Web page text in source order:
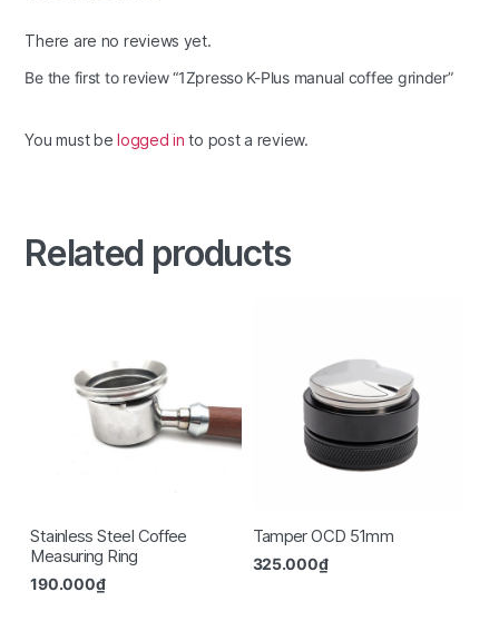
There are no reviews yet.
Be the first to review “1Zpresso K-Plus manual coffee grinder”
You must belogged in to post a review.
Related products
Stainless Steel Coffee
Measuring Ring
190.000₫
Tamper OCD 51mm
325.000₫